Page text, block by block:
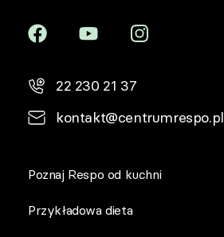
22 230 21 37
kontakt@centrumrespo.pl
Poznaj Respo od kuchni
Przykładowa dieta